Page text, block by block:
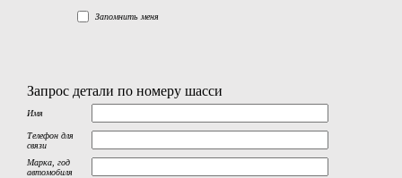
Запомнить меня
Запрос детали по номеру шасси
Имя
Телефон для
связи
Марка, год
автомобиля